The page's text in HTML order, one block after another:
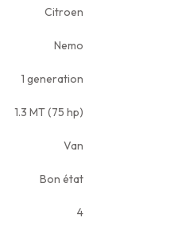
Citroen
Nemo
1 generation
1.3 MT (75 hp)
Van
Bon état
4